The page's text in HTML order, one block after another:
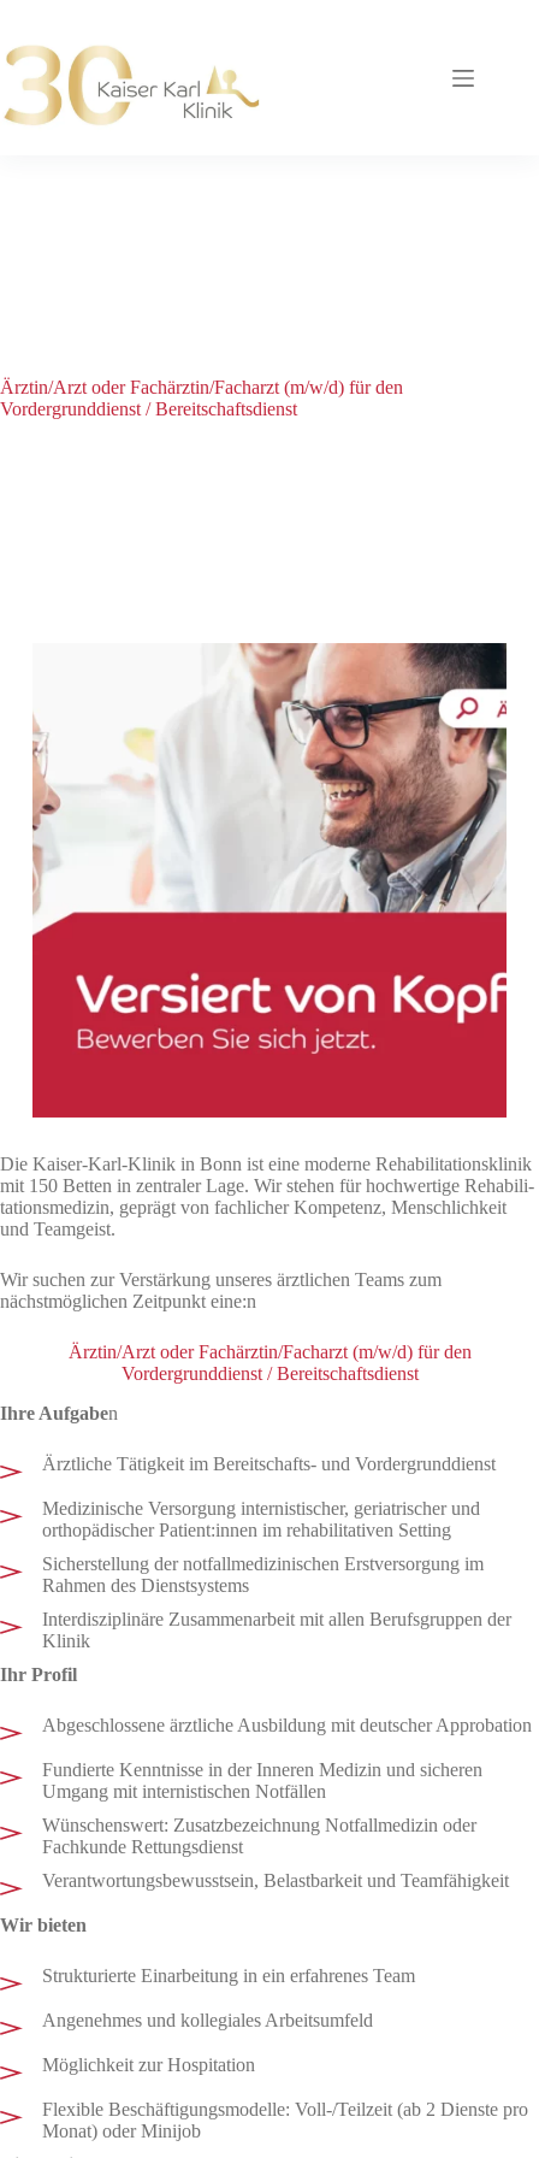
springen
Ärztin/Arzt oder Fachärztin/Facharzt (m/w/d) für den
Vordergrunddienst / Bereitschaftsdienst
Die Kaiser-Karl-Klinik in Bonn ist eine moderne Rehabilitationsklinik
mit 150 Betten in zentraler Lage. Wir stehen für hochwertige Rehabili­
tations­medizin, geprägt von fachlicher Kompetenz, Menschlichkeit
und Teamgeist.
Wir suchen zur Verstärkung unseres ärztlichen Teams zum
nächstmöglichen Zeitpunkt eine:n
Ärztin/Arzt oder Fachärztin/Facharzt (m/w/d) für den
Vordergrunddienst / Bereitschaftsdienst
Ihre Aufgaben
Ärztliche Tätigkeit im Bereitschafts- und Vordergrunddienst
Medizinische Versorgung internistischer, geriatrischer und
orthopädischer Patient:innen im rehabilitativen Setting
Sicherstellung der notfallmedizinischen Erstversorgung im
Rahmen des Dienstsystems
Interdisziplinäre Zusammenarbeit mit allen Berufsgruppen der
Klinik
Ihr Profil
Abgeschlossene ärztliche Ausbildung mit deutscher Approbation
Fundierte Kenntnisse in der Inneren Medizin und sicheren
Umgang mit internistischen Notfällen
Wünschenswert: Zusatzbezeichnung Notfallmedizin oder
Fachkunde Rettungsdienst
Verantwortungsbewusstsein, Belastbarkeit und Teamfähigkeit
Wir bieten
Strukturierte Einarbeitung in ein erfahrenes Team
Angenehmes und kollegiales Arbeitsumfeld
Möglichkeit zur Hospitation
Flexible Beschäftigungsmodelle: Voll-/Teilzeit (ab 2 Dienste pro
Monat) oder Minijob